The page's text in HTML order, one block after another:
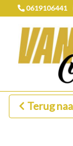
0619106441
Terug